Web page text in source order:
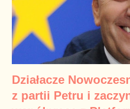
partiami. Takimi, które skupiają
wystarczająco dużych grup Polaków,
żadnego znaczenia. Kandydatem PiS
Działacze
z partii Petru i